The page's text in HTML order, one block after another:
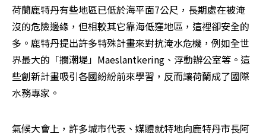
荷蘭鹿特丹有些地區已低於海平面7公尺，長期處在被淹
沒的危險邊緣，但相較其它靠海低窪地區，這裡卻安全的
多。鹿特丹提出許多特殊計畫來對抗淹水危機，例如全世
界最大的「攔潮堤」Maeslantkering、浮動辦公室等。這
些創新計畫吸引各國紛紛前來學習，反而讓荷蘭成了國際
水務專家。
氣候大會上，許多城市代表、媒體就特地向鹿特丹市長阿